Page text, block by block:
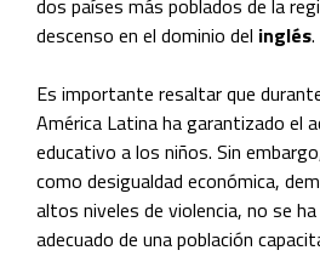
dos países más poblados de la
descenso en el dominio del inglés.
Es importante resaltar que
América Latina ha garantizado el
educativo a los niños. Sin
como desigualdad económica,
altos niveles de violencia, no se
adecuado de una población